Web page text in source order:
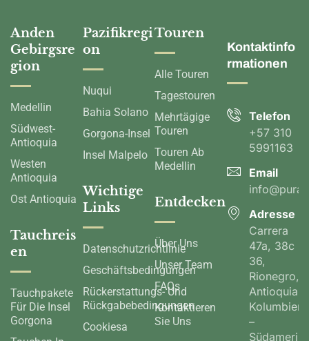
Anden
Gebirgsre
gion
Medellin
Südwest-
Antioquia
Westen
Antioquia
Ost Antioquia
Tauchreis
en
Tauchpakete
Für Die Insel
Gorgona
Pazifikregi
on
Nuqui
Bahia Solano
Gorgona-Insel
Insel Malpelo
Wichtige
Links
Datenschutzrichtlinie
Geschäftsbedingungen
Rückerstattungs- Und
Rückgabebedingungen
Cookiesa
Touren
Alle Touren
Tagestouren
Mehrtägige
Touren
Touren Ab
Medellin
Entdecken
Über Uns
Unser Team
FAQs
Kontaktieren
Sie Uns
Kontaktinfo
rmationen
Telefon
+57 310
5991163
Email
Adresse
Carrera
47a, 38c
36,
Rionegro,
Antioquia,
Kolumbien
–